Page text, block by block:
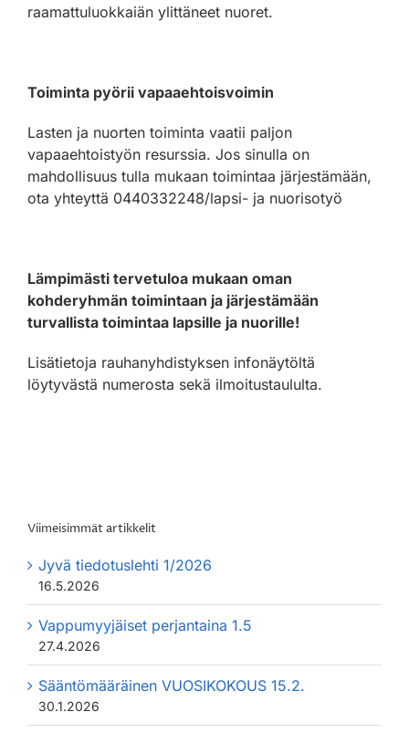
raamattuluokkaiän ylittäneet nuoret.
Toiminta pyörii vapaaehtoisvoimin
Lasten ja nuorten toiminta vaatii paljon
vapaaehtoistyön resurssia. Jos sinulla on
mahdollisuus tulla mukaan toimintaa järjestämään,
ota yhteyttä 0440332248/lapsi- ja nuorisotyö
Lämpimästi tervetuloa mukaan oman
kohderyhmän toimintaan ja järjestämään
turvallista toimintaa lapsille ja nuorille!
Lisätietoja rauhanyhdistyksen infonäytöltä
löytyvästä numerosta sekä ilmoitustaululta.
Viimeisimmät artikkelit
Jyvä tiedotuslehti 1/2026
16.5.2026
Vappumyyjäiset perjantaina 1.5
27.4.2026
Sääntömääräinen VUOSIKOKOUS 15.2.
30.1.2026